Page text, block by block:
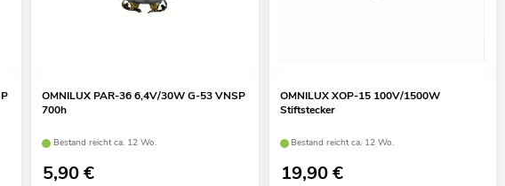
OMNILUX PAR-36 6,4V/30W G-53 VNSP
700h
Bestand reicht ca. 12 Wo.
5,90€
OMNILUX XOP-15 100V/1500W
Stiftstecker
Bestand reicht ca. 12 Wo.
19,90€